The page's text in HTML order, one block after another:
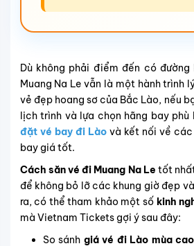
Dù không phải điểm đến có
Muang Na Le vẫn là một hành trình
vẻ đẹp hoang sơ của Bắc Lào, nếu
lịch trình và lựa chọn hãng bay
đặt vé bay đi Lào và kết nối về
bay giá tốt.
Cách săn vé đi Muang Na Letốt
để không bỏ lỡ các khung giờ đẹp
ra, có thể tham khảo một số kinh
mà Vietnam Tickets gợi ý sau đây:
So sánh giá vé đi Lào mùa